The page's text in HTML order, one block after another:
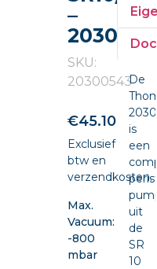
–
SKU:
20300543
€45.10
Exclusief
btw en
verzendkosten.
Max.
Vacuum:
-800
mbar
De
is
een
pump
uit
de
SR
10